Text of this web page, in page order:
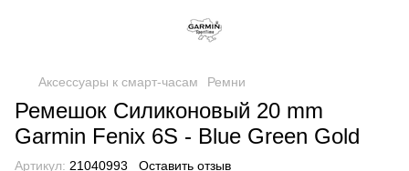
Аксессуары к смарт-часам Ремни
Ремешок Силиконовый 20 mm
Garmin Fenix ​​6S - Blue Green Gold
Артикул: 21040993 Оставить отзыв